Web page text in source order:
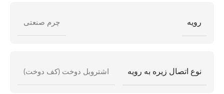
رویه چرم صنعتی
نوع اتصال زیره به رویه اشتروبل دوخت (کف دوخت)